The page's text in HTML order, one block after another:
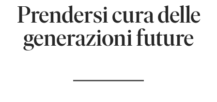
Prendersi cura delle
generazioni future